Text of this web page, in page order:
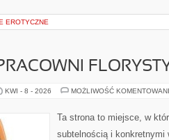
EROTYCZNE
KWI - 8 - 2026 MOŻLIWOŚĆ
Ta strona to miejsce, w
subtelnością i konkretnymi